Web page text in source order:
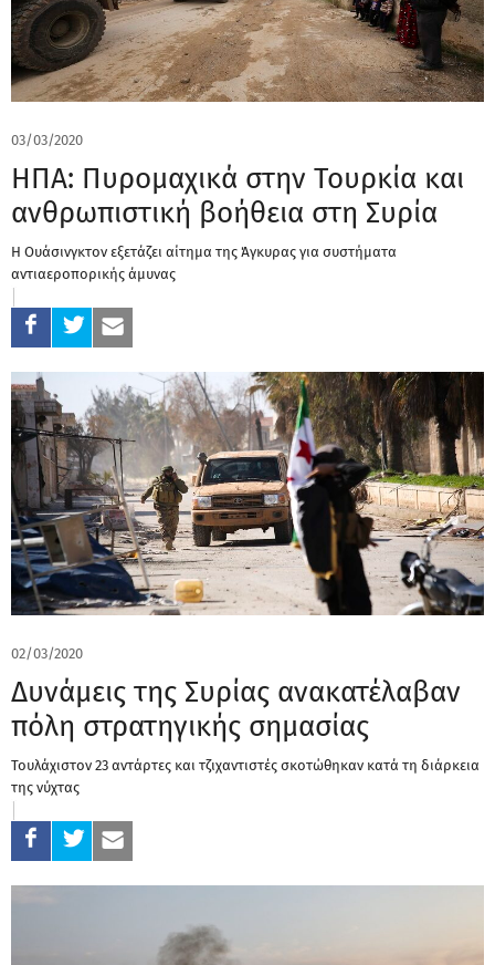
03/03/2020
ΗΠΑ: Πυρομαχικά στην Τουρκία και
ανθρωπιστική βοήθεια στη Συρία
H Ουάσινγκτον εξετάζει αίτημα της Άγκυρας για συστήματα
αντιαεροπορικής άμυνας
02/03/2020
Δυνάμεις της Συρίας ανακατέλαβαν
πόλη στρατηγικής σημασίας
Τουλάχιστον 23 αντάρτες και τζιχαντιστές σκοτώθηκαν κατά τη διάρκεια
της νύχτας